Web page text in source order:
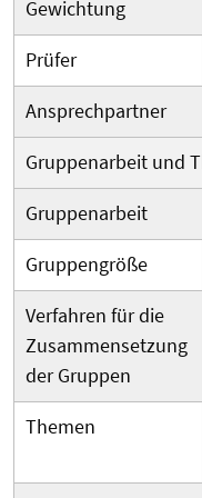
Gewichtung
Prüfer
Ansprechpartner
Gruppenarbeit und
Gruppenarbeit
Gruppengröße
Verfahren für die
Zusammensetzung
der Gruppen
Themen